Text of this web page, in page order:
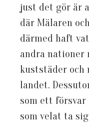
just det gör är
där Mälaren
därmed haft
andra nationer
kuststäder och
landet.
som ett
som velat ta